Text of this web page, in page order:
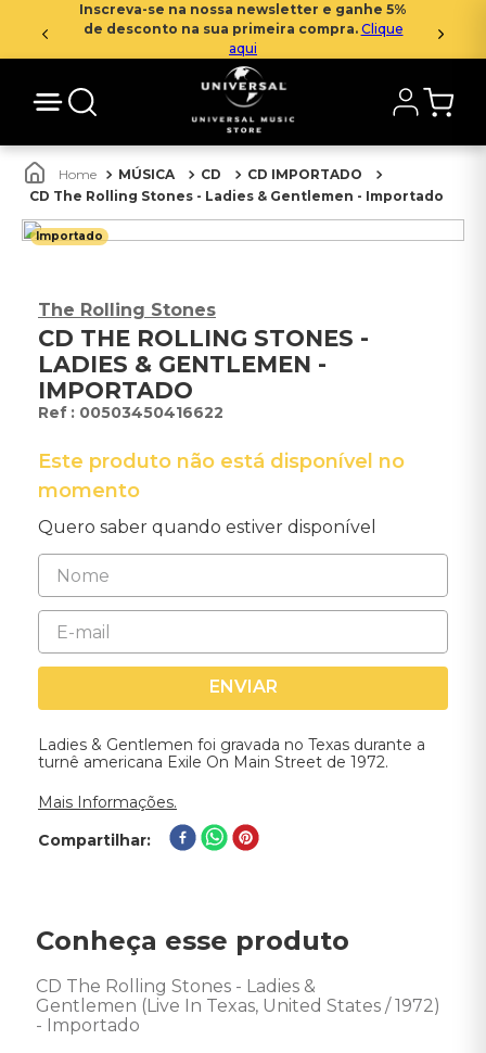
Inscreva-se na nossa newsletter e ganhe 5%
de desconto na sua primeira compra. Clique
aqui
MÚSICA CD
CD IMPORTADO
CD The Rolling Stones - Ladies & Gentlemen - Importado
Importado
The Rolling Stones
CD THE ROLLING STONES -
LADIES & GENTLEMEN -
IMPORTADO
: 00503450416622
Este produto não está disponível no
momento
Quero saber quando estiver disponível
ENVIAR
Ladies & Gentlemen foi gravada no Texas durante a
turnê americana Exile On Main Street de 1972.
Mais Informações.
Compartilhar
Conheça esse produto
CD The Rolling Stones - Ladies &
Gentlemen (Live In Texas, United States / 1972)
- Importado